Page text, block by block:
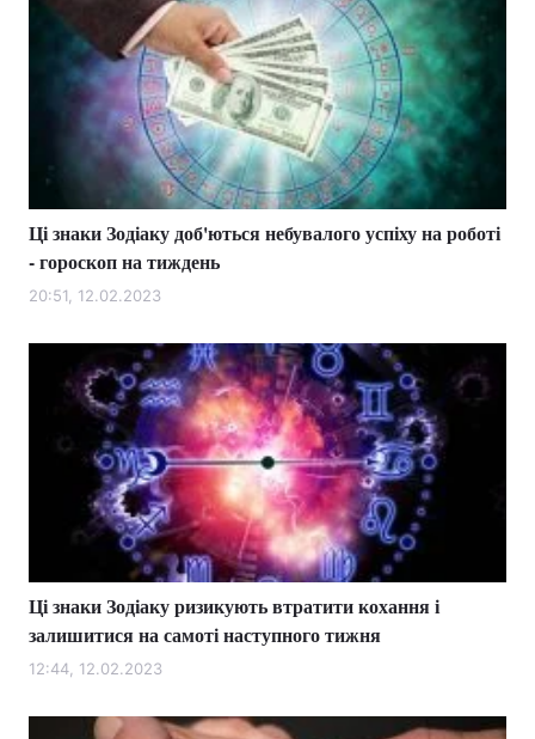
Ці знаки Зодіаку доб'ються небувалого успіху на роботі
- гороскоп на тиждень
20:51, 12.02.2023
Ці знаки Зодіаку ризикують втратити кохання і
залишитися на самоті наступного тижня
12:44, 12.02.2023